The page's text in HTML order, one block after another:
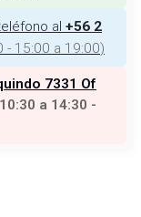
al +56 2
- 15:00 a 19:00)
7331 Of
a 14:30 -